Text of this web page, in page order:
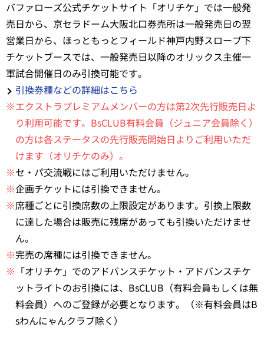
バファローズ公式チケットサイト「オリチケ」では一般発
売日から、京セラドーム大阪北口券売所は一般発売日の翌
営業日から、ほっともっとフィールド神戸内野スロープ下
チケットブースでは、一般発売日以降のオリックス主催一
軍試合開催日のみ引換可能です。
引換券種などの詳細はこちら
※エクストラプレミアムメンバーの方は第2次先行販売日よ
り利用可能です。BsCLUB有料会員（ジュニア会員除く）
の方は各ステータスの先行販売開始日よりご利用いただ
けます（オリチケのみ）。
※セ・パ交流戦にはご利用いただけません。
※企画チケットには引換できません。
※席種ごとに引換席数の上限設定があります。引換上限数
に達した場合は販売に残席があっても引換いただけませ
ん。
※完売の席種には引換できません。
※ 「オリチケ」でのアドバンスチケット・アドバンスチケ
ットライトのお引換には、BsCLUB（有料会員もしくは無
料会員）へのご登録が必要となります。（※有料会員はB
sわんにゃんクラブ除く）